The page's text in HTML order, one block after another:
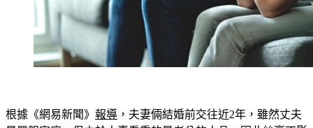
根據《網易新聞》 報導 ，夫妻倆結婚前交往近2年，雖然丈夫